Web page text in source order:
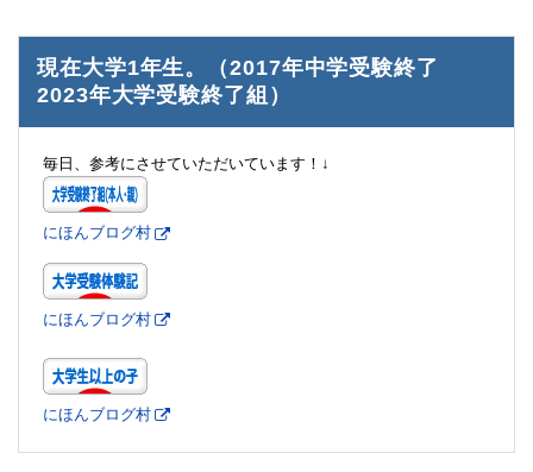
現在大学1年生。（2017年中学受験終了
2023年大学受験終了組）
毎日、参考にさせていただいています！↓
にほんブログ村
にほんブログ村
にほんブログ村